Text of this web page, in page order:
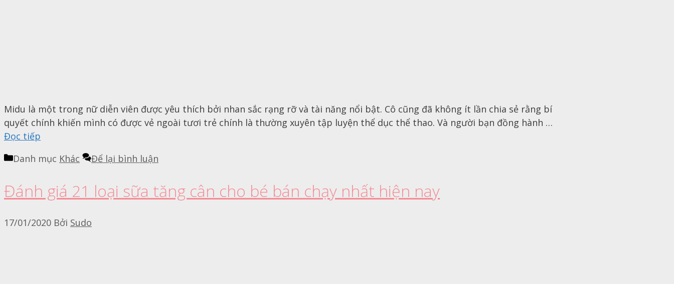
Midu là một trong nữ diễn viên được yêu thích bởi nhan sắc rạng rỡ và tài năng nổi bật. Cô cũng đã không ít lần chia sẻ rằng bí
quyết chính khiến mình có được vẻ ngoài tươi trẻ chính là thường xuyên tập luyện thể dục thể thao. Và người bạn đồng hành …
Đọc tiếp
Danh mục Khác Để lại bình luận
Đánh giá 21 loại sữa tăng cân cho bé bán chạy nhất hiện nay
17/01/2020 Bởi Sudo